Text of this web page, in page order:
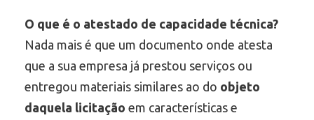
O que é o atestado de capacidade técnica?
Nada mais é que um documento onde atesta
que a sua empresa já prestou serviços ou
entregou materiais similares ao do objeto
daquela licitação em características e